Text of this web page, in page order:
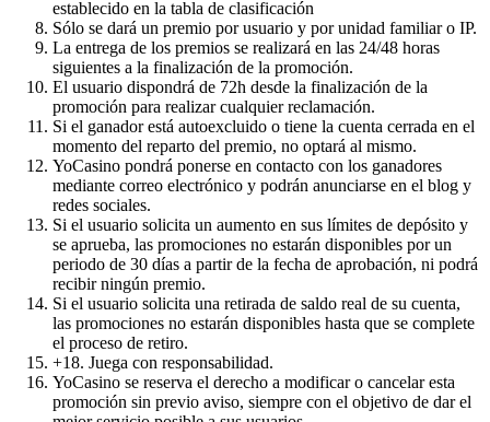
establecido en la tabla de clasificación
Sólo se dará un premio por usuario y por unidad familiar o IP.
La entrega de los premios se realizará en las 24/48 horas
siguientes a la finalización de la promoción.
El usuario dispondrá de 72h desde la finalización de la
promoción para realizar cualquier reclamación.
Si el ganador está autoexcluido o tiene la cuenta cerrada en el
momento del reparto del premio, no optará al mismo.
YoCasino pondrá ponerse en contacto con los ganadores
mediante correo electrónico y podrán anunciarse en el blog y
redes sociales.
Si el usuario solicita un aumento en sus límites de depósito y
se aprueba, las promociones no estarán disponibles por un
periodo de 30 días a partir de la fecha de aprobación, ni podrá
recibir ningún premio.
Si el usuario solicita una retirada de saldo real de su cuenta,
las promociones no estarán disponibles hasta que se complete
el proceso de retiro.
+18. Juega con responsabilidad.
YoCasino se reserva el derecho a modificar o cancelar esta
promoción sin previo aviso, siempre con el objetivo de dar el